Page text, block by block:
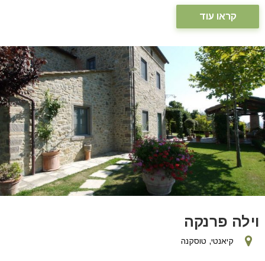
קראו עוד
וילה פרנקה
קיאנטי, טוסקנה